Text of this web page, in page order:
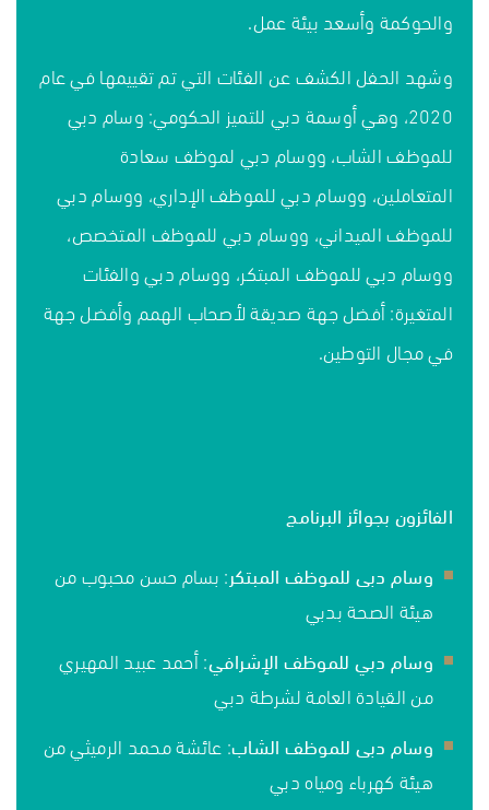
والحوكمة وأسعد بيئة عمل.
وشهد الحفل الكشف عن الفئات التي تم تقييمها في عام
2020، وهي أوسمة دبي للتميز الحكومي: وسام دبي
للموظف الشاب، ووسام دبي لموظف سعادة
المتعاملين، ووسام دبي للموظف الإداري، ووسام دبي
للموظف الميداني، ووسام دبي للموظف المتخصص،
ووسام دبي للموظف المبتكر، ووسام دبي والفئات
المتغيرة: أفضل جهة صديقة لأصحاب الهمم وأفضل جهة
في مجال التوطين.
الفائزون بجوائز البرنامج
وسام دبى للموظف المبتكر: بسام حسن محبوب من
هيئة الصحة بدبي
وسام دبي للموظف الإشرافي: أحمد عبيد المهيري
من القيادة العامة لشرطة دبي
وسام دبى للموظف الشاب: عائشة محمد الرميثي من
هيئة كهرباء ومياه دبي